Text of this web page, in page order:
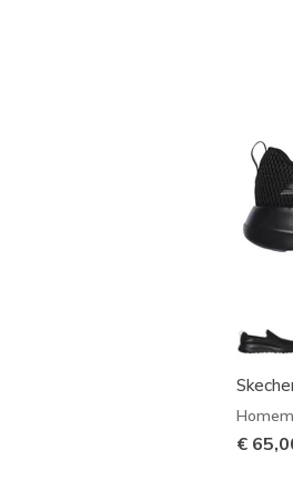
Homem
€